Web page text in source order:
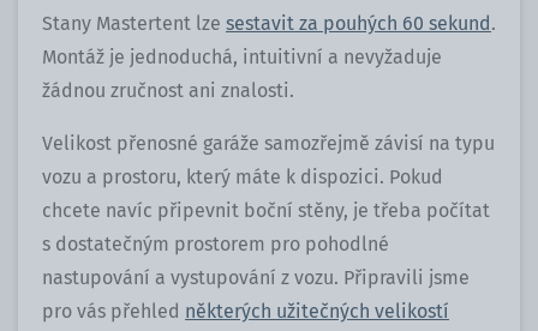
Stany Mastertent lze sestavit za pouhých 60 sekund.
Montáž je jednoduchá, intuitivní a nevyžaduje
žádnou zručnost ani znalosti.
Velikost přenosné garáže samozřejmě závisí na typu
vozu a prostoru, který máte k dispozici. Pokud
chcete navíc připevnit boční stěny, je třeba počítat
s dostatečným prostorem pro pohodlné
nastupování a vystupování z vozu. Připravili jsme
pro vás přehled některých užitečných velikostí